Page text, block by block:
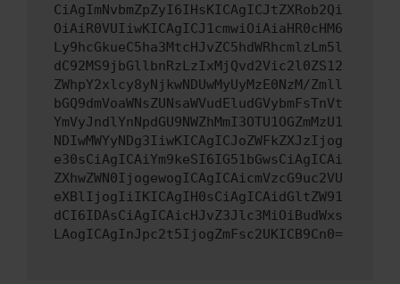
CiAgImNvbmZpZyI6IHsKICAgICJtZXRob2Qi
OiAiR0VUIiwKICAgICJ1cmwiOiAiaHR0cHM6
Ly9hcGkueC5ha3MtcHJvZC5hdWRhcmlzLm5l
dC92MS9jbGllbnRzLzIxMjQvd2Vic2l0ZS12
ZWhpY2xlcy8yNjkwNDUwMyUyMzE0NzM/Zmll
bGQ9dmVoaWNsZUNsaWVudEludGVybmFsTnVt
YmVyJndlYnNpdGU9NWZhMmI3OTU1OGZmMzU1
NDIwMWYyNDg3IiwKICAgICJoZWFkZXJzIjog
e30sCiAgICAiYm9keSI6IG51bGwsCiAgICAi
ZXhwZWN0IjogewogICAgICAicmVzcG9uc2VU
eXBlIjogIiIKICAgIH0sCiAgICAidGltZW91
dCI6IDAsCiAgICAicHJvZ3Jlc3MiOiBudWxs
LAogICAgInJpc2t5IjogZmFsc2UKICB9Cn0=